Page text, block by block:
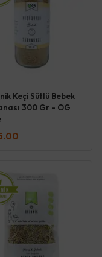
Keçi Sütlü Bebek
300 Gr - OG